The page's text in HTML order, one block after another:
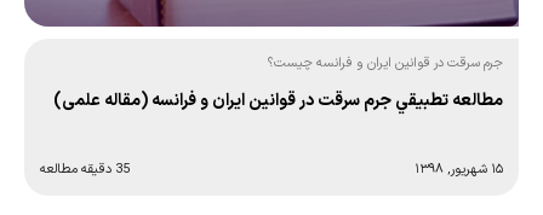
جرم سرقت در قوانین ایران و فرانسه چیست؟
مطالعه تطبيقي جرم سرقت در قوانين ايران و فرانسه (مقاله علمی)
۱۵ شهریور, ۱۳۹۸ 35 دقیقه مطالعه